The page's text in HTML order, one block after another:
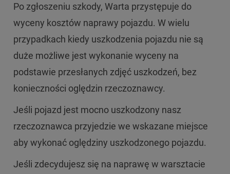
Po zgłoszeniu szkody, Warta przystępuje do
wyceny kosztów naprawy pojazdu. W wielu
przypadkach kiedy uszkodzenia pojazdu nie są
duże możliwe jest wykonanie wyceny na
podstawie przesłanych zdjęć uszkodzeń, bez
konieczności oględzin rzeczoznawcy.
Jeśli pojazd jest mocno uszkodzony nasz
rzeczoznawca przyjedzie we wskazane miejsce
aby wykonać oględziny uszkodzonego pojazdu.
Jeśli zdecydujesz się na naprawę w warsztacie